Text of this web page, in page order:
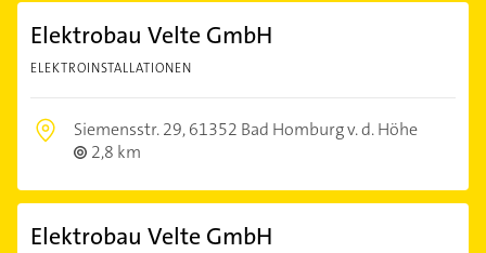
Elektrobau Velte GmbH
ELEKTROINSTALLATIONEN
Siemensstr. 29,61352 Bad Homburg v. d. Höhe
2,8 km
Elektrobau Velte GmbH